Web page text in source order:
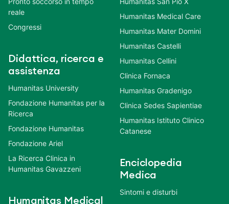
reale
Congressi
Didattica, ricerca e
assistenza
Humanitas University
Fondazione Humanitas per la
Ricerca
Fondazione Humanitas
Fondazione Ariel
La Ricerca Clinica in
Humanitas Gavazzeni
Humanitas Medical
Humanitas Medical Care
Humanitas Mater Domini
Humanitas Castelli
Humanitas Cellini
Clinica Fornaca
Humanitas Gradenigo
Clinica Sedes Sapientiae
Humanitas Istituto Clinico
Catanese
Enciclopedia
Medica
Sintomi e disturbi